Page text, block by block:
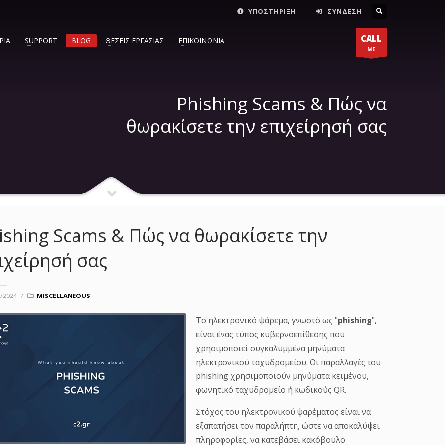
ΔΙΕΎΘΥΝΣΗ
Νερατζιωτίσσης 15, Μαρούσι,
ΥΠΟΣΤΗΡΙΞΗ ΣΥΝΔΕΣΗ
SUPPORT BLOG ΘΈΣΕΙΣ ΕΡΓΑΣΊΑΣ ΕΠΙΚΟΙΝΩΝΊΑ CALL
ME
Phishing Scams & Πώς να
θωρακίσετε την επιχείρησή σας
Scams & Πώς να θωρακίσετε την
σας
2024 / MISCELLANEOUS
Το ηλεκτρονικό ψάρεμα, γνωστό ως "phishing",
είναι ένας τύπος κυβερνοεπίθεσης που
χρησιμοποιεί συγκαλυμμένα μηνύματα
ηλεκτρονικού ταχυδρομείου. Οι παραλλαγές του
phishing χρησιμοποιούν μηνύματα κειμένου,
φωνητικό ταχυδρομείο ή κωδικούς QR.
Στόχος του ηλεκτρονικού ψαρέματος είναι να
εξαπατήσει τον παραλήπτη, ώστε να αποκαλύψει
πληροφορίες, να κατεβάσει κακόβουλο